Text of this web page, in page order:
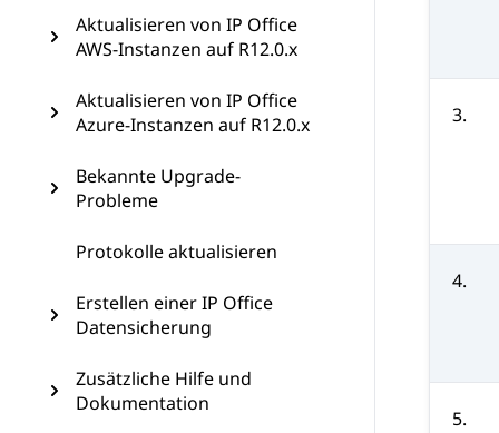
Aktualisieren von IP Office
AWS-Instanzen auf R12.0.x
Aktualisieren von IP Office
Azure-Instanzen auf R12.0.x
Bekannte Upgrade-
Probleme
Protokolle aktualisieren
Erstellen einer IP Office
Datensicherung
Zusätzliche Hilfe und
Dokumentation
3.
4.
5.